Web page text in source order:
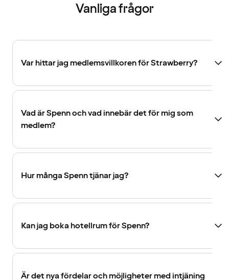
Vanliga frågor
Var hittar jag medlemsvillkoren för Strawberry?
Vad är Spenn och vad innebär det för mig som
medlem?
Hur många Spenn tjänar jag?
Kan jag boka hotellrum för Spenn?
Är det nya fördelar och möjligheter med intjäning